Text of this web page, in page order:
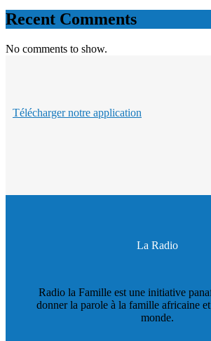
Recent Comments
No comments to show.
Télécharger notre application
La Radio
Radio la Famille est une initiative
donner la parole à la famille africaine
monde.